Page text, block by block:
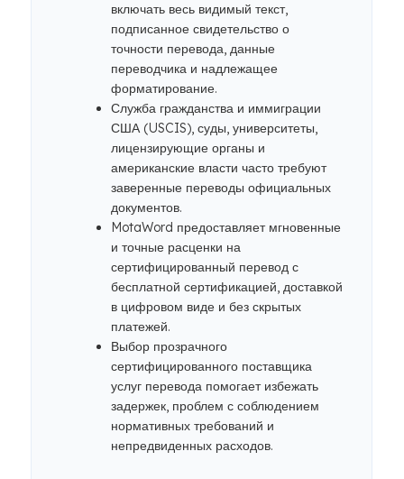
включать весь видимый текст,
подписанное свидетельство о
точности перевода, данные
переводчика и надлежащее
форматирование.
Служба гражданства и иммиграции
США (USCIS), суды, университеты,
лицензирующие органы и
американские власти часто требуют
заверенные переводы официальных
документов.
MotaWord предоставляет мгновенные
и точные расценки на
сертифицированный перевод с
бесплатной сертификацией, доставкой
в ​​цифровом виде и без скрытых
платежей.
Выбор прозрачного
сертифицированного поставщика
услуг перевода помогает избежать
задержек, проблем с соблюдением
нормативных требований и
непредвиденных расходов.